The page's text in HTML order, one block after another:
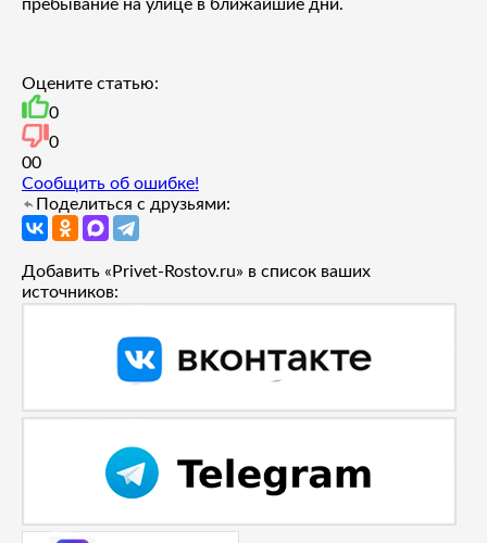
пребывание на улице в ближайшие дни.
Оцените статью:
0
0
00
Сообщить об ошибке!
Поделиться с друзьями:
Добавить «Privet-Rostov.ru» в список ваших
источников: